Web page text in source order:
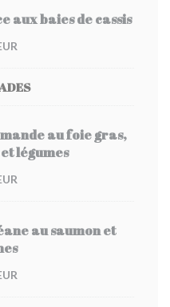
aux baies de cassis
au foie gras,
légumes
au saumon et